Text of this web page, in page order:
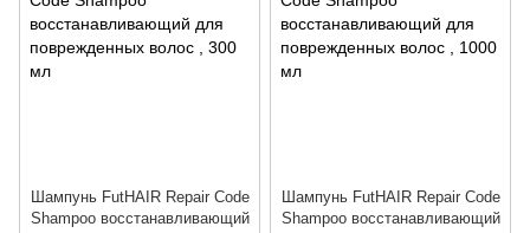
Шампунь FutHAIR Repair Code
Shampoo восстанавливающий
Шампунь FutHAIR Repair Code
Shampoo восстанавливающий